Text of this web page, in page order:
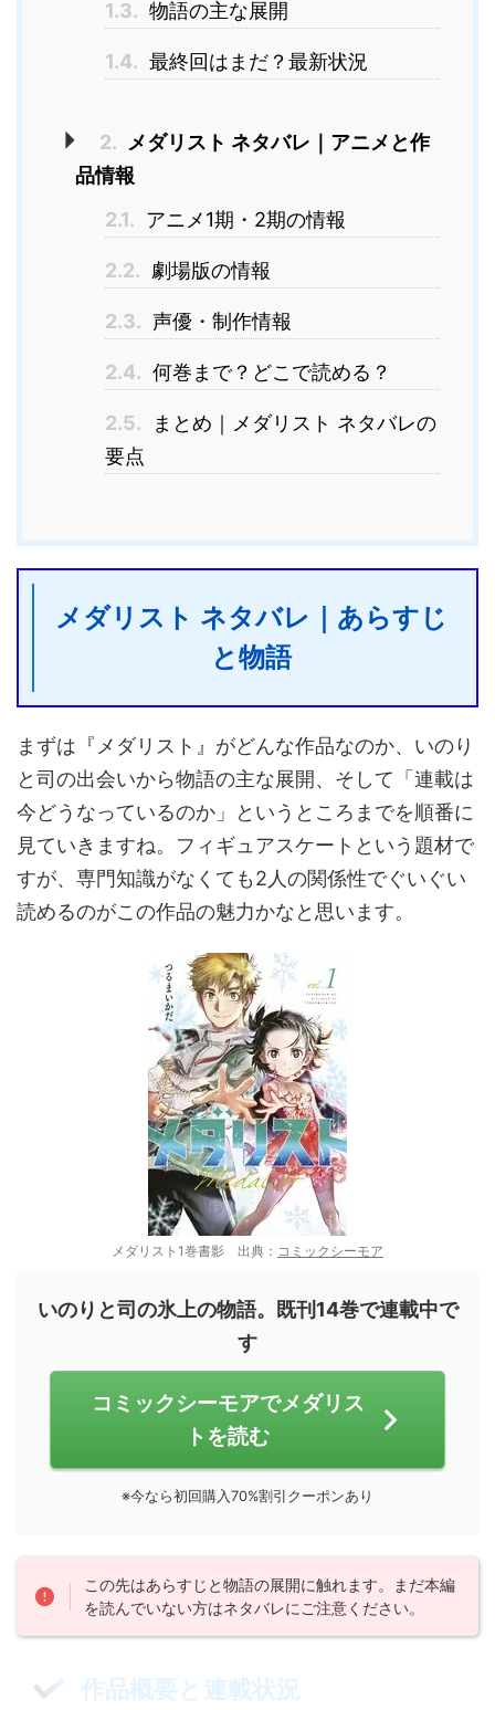
1.3. 物語の主な展開
1.4. 最終回はまだ？最新状況
2. メダリスト ネタバレ｜アニメと作
品情報
2.1. アニメ1期・2期の情報
2.2. 劇場版の情報
2.3. 声優・制作情報
2.4. 何巻まで？どこで読める？
2.5.
まとめ｜メダリスト ネタバレの
要点
メダリスト ネタバレ｜あらすじ
と物語
まずは『メダリスト』がどんな作品なのか、いのり
と司の出会いから物語の主な展開、そして「連載は
今どうなっているのか」というところまでを順番に
見ていきますね。フィギュアスケートという題材で
すが、専門知識がなくても2人の関係性でぐいぐい
読めるのがこの作品の魅力かなと思います。
メダリスト1巻書影 出典： コミックシーモア
いのりと司の氷上の物語。既刊14巻で連載中で
す
コミックシーモアでメダリス
トを読む
※今なら初回購入70%割引クーポンあり
この先はあらすじと物語の展開に触れます。まだ本編
を読んでいない方はネタバレにご注意ください。
作品概要と連載状況